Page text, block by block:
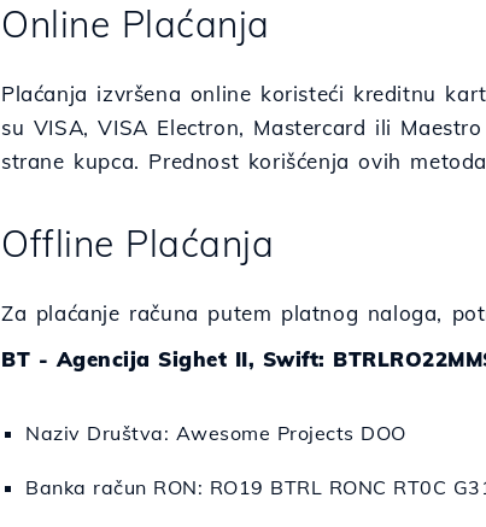
Online Plaćanja
Plaćanja izvršena online koristeći kreditnu
su VISA, VISA Electron, Mastercard ili
strane kupca. Prednost korišćenja ovih
Offline Plaćanja
Za plaćanje računa putem platnog naloga,
BT - Agencija Sighet II, Swift:
Naziv Društva: Awesome Projects DOO
Banka račun RON: RO19 BTRL RONC RT0C